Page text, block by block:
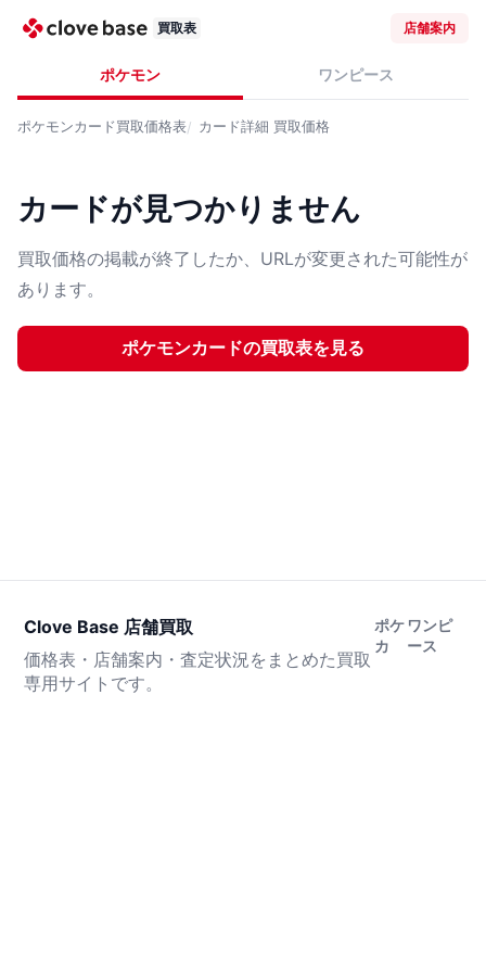
買取表 店舗案内
ポケモン ワンピース
ポケモンカード買取価格表 カード詳細 買取価格
カードが見つかりません
買取価格の掲載が終了したか、URLが変更された可能性が
あります。
ポケモンカードの買取表を見る
Clove Base 店舗買取
価格表・店舗案内・査定状況をまとめた買取
専用サイトです。
ポケ
カ
ワンピ
ース